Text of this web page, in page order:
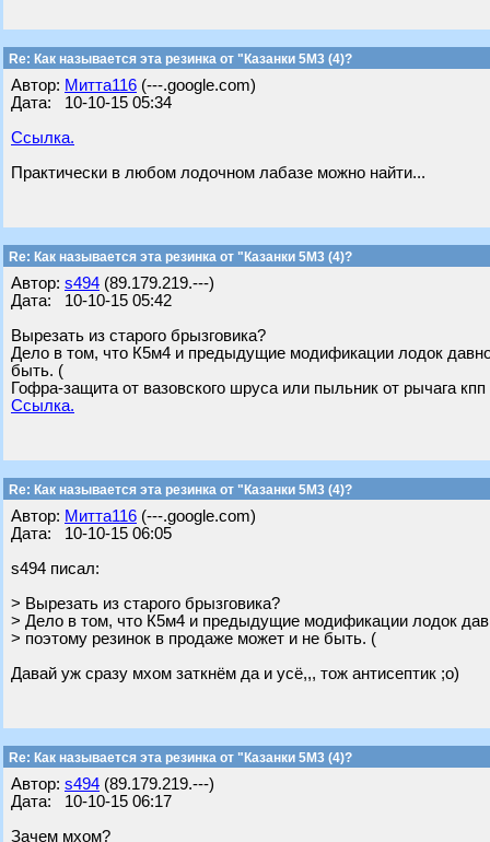
Re: Как называется эта резинка от "Казанки 5М3 (4)?
Автор: Митта116 (---.google.com)
Дата: 10-10-15 05:34
Ссылка.
Практически в любом лодочном лабазе можно найти...
Re: Как называется эта резинка от "Казанки 5М3 (4)?
Автор: s494 (89.179.219.---)
Дата: 10-10-15 05:42
Вырезать из старого брызговика?
Дело в том, что К5м4 и предыдущие модификации лодок
быть. (
Гофра-защита от вазовского шруса или пыльник от рычага кпп
Ссылка.
Re: Как называется эта резинка от "Казанки 5М3 (4)?
Автор: Митта116 (---.google.com)
Дата: 10-10-15 06:05
s494 писал:
> Вырезать из старого брызговика?
> Дело в том, что К5м4 и предыдущие модификации лодок
> поэтому резинок в продаже может и не быть. (
Давай уж сразу мхом заткнём да и усё,,, тож антисептик ;о)
Re: Как называется эта резинка от "Казанки 5М3 (4)?
Автор: s494 (89.179.219.---)
Дата: 10-10-15 06:17
Зачем мхом?